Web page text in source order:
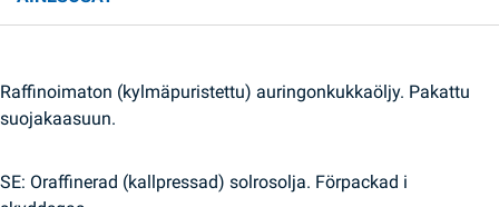
Raffinoimaton (kylmäpuristettu) auringonkukkaöljy. Pakattu
suojakaasuun.
SE: Oraffinerad (kallpressad) solrosolja. Förpackad i